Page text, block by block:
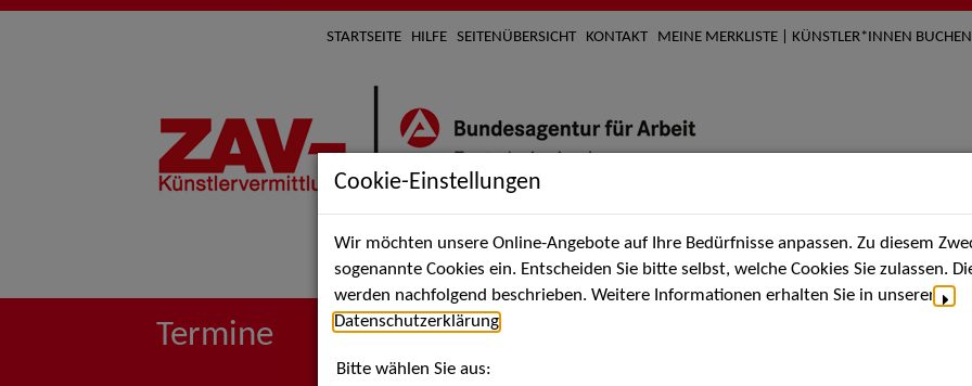
STARTSEITE HILFE SEITENÜBERSICHT KONTAKT MEINE MERKLISTE | KÜNSTLER*INNEN BUCHEN
Suche nach Künstler*innen Über uns Aktuelles
Termine
Cookie-Einstellungen
Wir möchten unsere Online-Angebote auf Ihre Bedürfnisse anpassen. Zu diesem
sogenannte Cookies ein. Entscheiden Sie bitte selbst, welche Cookies Sie zulassen.
werden nachfolgend beschrieben. Weitere Informationen erhalten Sie in unserer
Datenschutzerklärung
Bitte wählen Sie aus: